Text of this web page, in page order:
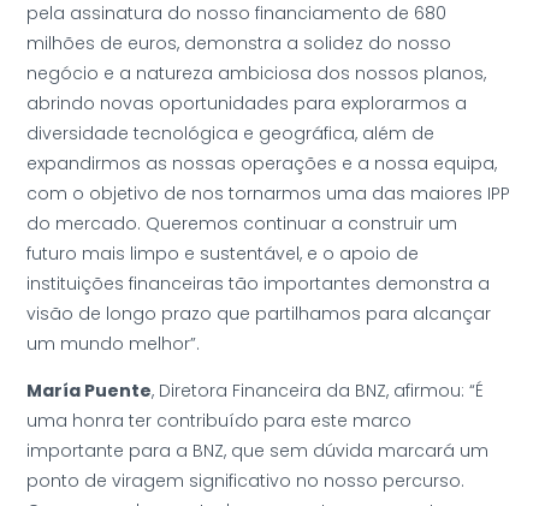
pela assinatura do nosso financiamento de 680
milhões de euros, demonstra a solidez do nosso
negócio e a natureza ambiciosa dos nossos planos,
abrindo novas oportunidades para explorarmos a
diversidade tecnológica e geográfica, além de
expandirmos as nossas operações e a nossa equipa,
com o objetivo de nos tornarmos uma das maiores IPP
do mercado. Queremos continuar a construir um
futuro mais limpo e sustentável, e o apoio de
instituições financeiras tão importantes demonstra a
visão de longo prazo que partilhamos para alcançar
um mundo melhor”.
María Puente, Diretora Financeira da BNZ, afirmou: “É
uma honra ter contribuído para este marco
importante para a BNZ, que sem dúvida marcará um
ponto de viragem significativo no nosso percurso.